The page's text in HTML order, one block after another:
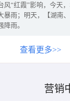
风“红霞”影响，今天
暴雨；明天，【湖南
降雨。
查看更多>>
营销